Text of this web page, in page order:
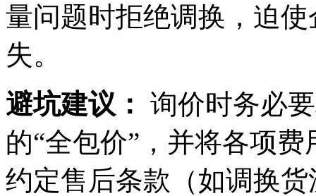
量问题时拒绝调换，迫
失。
避坑建议： 询价时务必
的“全包价”，并将各项
约定售后条款（如调换